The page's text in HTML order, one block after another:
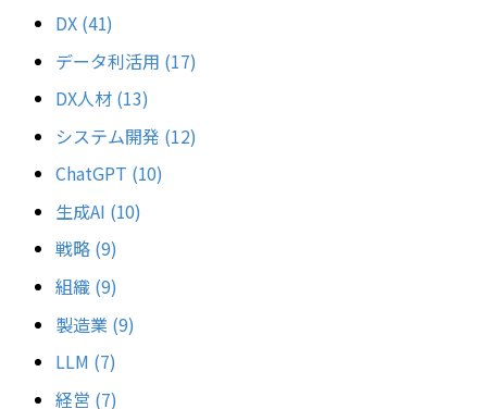
DX (41)
データ利活用 (17)
DX人材 (13)
システム開発 (12)
ChatGPT (10)
生成AI (10)
戦略 (9)
組織 (9)
製造業 (9)
LLM (7)
経営 (7)